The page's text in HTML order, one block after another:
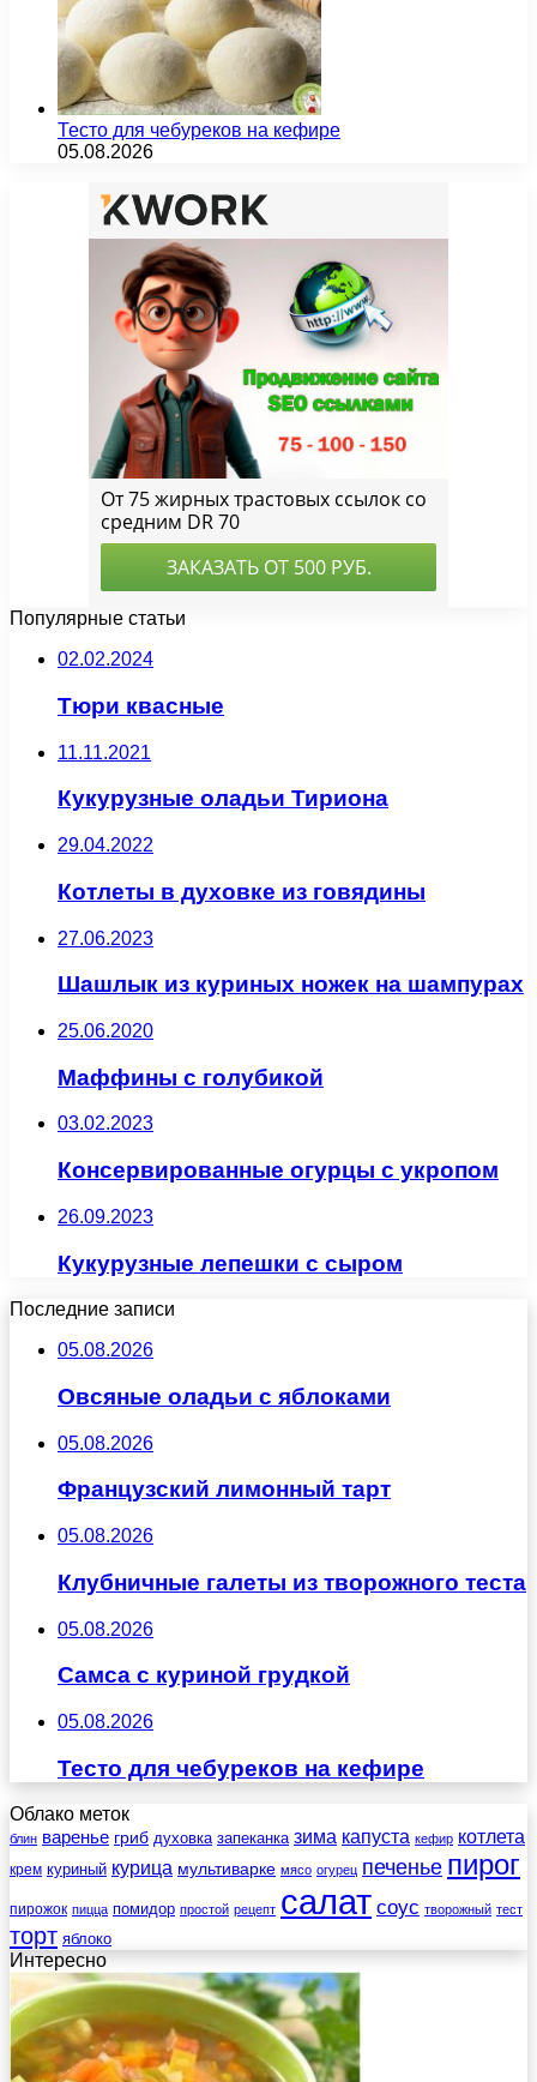
Тесто для чебуреков на кефире
05.08.2026
Популярные статьи
02.02.2024
Тюри квасные
11.11.2021
Кукурузные оладьи Тириона
29.04.2022
Котлеты в духовке из говядины
27.06.2023
Шашлык из куриных ножек на шампурах
25.06.2020
Маффины с голубикой
03.02.2023
Консервированные огурцы с укропом
26.09.2023
Кукурузные лепешки с сыром
Последние записи
05.08.2026
Овсяные оладьи с яблоками
05.08.2026
Французский лимонный тарт
05.08.2026
Клубничные галеты из творожного теста
05.08.2026
Самса с куриной грудкой
05.08.2026
Тесто для чебуреков на кефире
Облако меток
блин варенье гриб духовка запеканка зима капуста кефир котлета
крем куриный курица мультиварке мясо огурец печенье пирог
пирожок пицца помидор простой рецепт салат соус творожный тест
торт яблоко
Интересно